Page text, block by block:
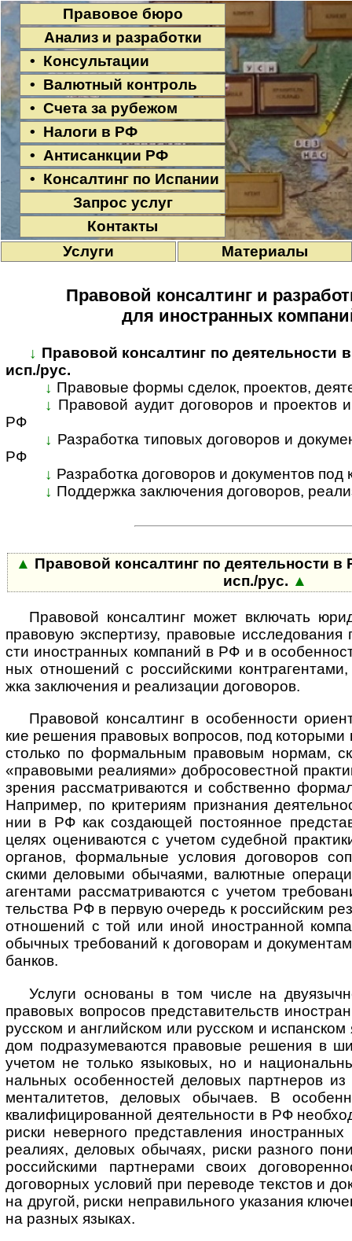
Правовое бюро
Анализ и разработки
• Консультации
• Валютный контроль
• Счета за рубежом
• Налоги в РФ
• Антисанкции РФ
• Консалтинг по Испании
Запрос услуг
Контакты
Услуги
Материалы
Правовой консалтинг и
для иностранных
↓ Правовой консалтинг по деятельности
исп./рус.
↓ Правовые формы сделок, проектов,
↓ Правовой аудит договоров и проектов
РФ
↓ Разработка типовых договоров и
РФ
↓ Разработка договоров и документов под
↓ Поддержка заключения договоров,
▲ Правовой консалтинг по деятельности
исп./рус. ▲
Правовой консалтинг может включать
пра­во­вую экс­пер­тизу, право­вые
сти ино­ст­ран­ных ком­паний в РФ и в
ных отно­шений с рос­сийс­кими
жка заклю­чения и реа­ли­зации дого­воров.
Правовой консалтинг в особенности
кие реше­ния пра­во­вых воп­ро­сов, под
сто­лько по фор­маль­ным пра­во­вым нор­мам,
«пра­во­выми реа­ли­ями» добро­совест­ной
зре­ния рас­смат­рива­ются и собст­венно
Напри­мер, по крите­риям приз­на­ния
нии в РФ как созда­ющей пос­тоян­ное
целях оцени­ва­ются с уче­том судеб­ной
орга­нов, фор­маль­ные усло­вия дого­во­ров
скими дело­выми обы­ча­ями, валют­ные
аген­тами рас­смат­рива­ются с уче­том
тель­ства РФ в пер­вую оче­редь к рос­сий­ским
отно­шений с той или иной ино­ст­ран­ной
обыч­ных тре­бо­ва­ний к дого­во­рам и
банков.
Услуги основаны в том числе на
пра­во­вых воп­ро­сов пред­ста­ви­тельств
рус­ском и анг­лий­ском или рус­ском и
дом под­разу­мева­ются пра­во­вые реше­ния в
уче­том не только язы­ковых, но и
наль­ных особен­ностей дело­вых парт­неров
мента­лите­тов, дело­вых обы­чаев. В
квали­фици­ро­ван­ной дея­тель­ности в РФ
риски невер­ного пред­став­ления
реа­лиях, дело­вых обы­чаях, риски раз­ного
рос­сий­скими парт­не­рами своих
дого­ворных усло­вий при пере­воде текс­тов и
на дру­гой, риски непра­виль­ного ука­за­ния
на раз­ных языках.